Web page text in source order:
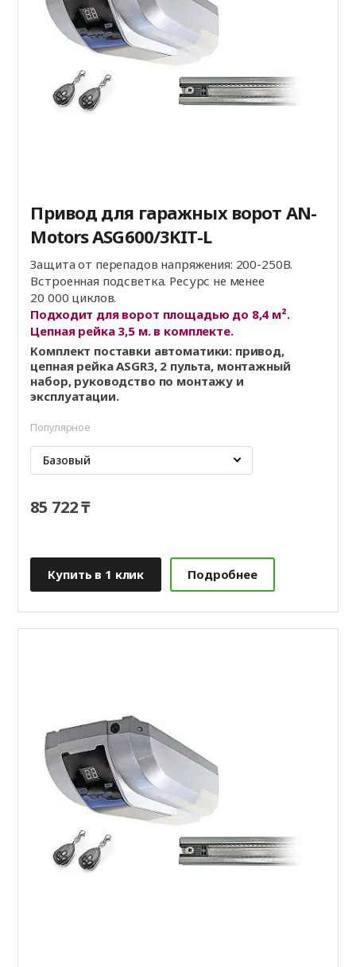
Привод для гаражных ворот AN-
Motors ASG600/3KIT-L
Защита от перепадов напряжения: 200-250В.
Встроенная подсветка. Ресурс не менее
20 000 циклов.
Подходит для ворот площадью до 8,4 м².
Цепная рейка 3,5 м. в комплекте.
Комплект поставки автоматики: привод,
цепная рейка ASGR3, 2 пульта, монтажный
набор, руководство по монтажу и
эксплуатации.
Популярное
Базовый
85 722 ₸
Купить в 1 клик Подробнее